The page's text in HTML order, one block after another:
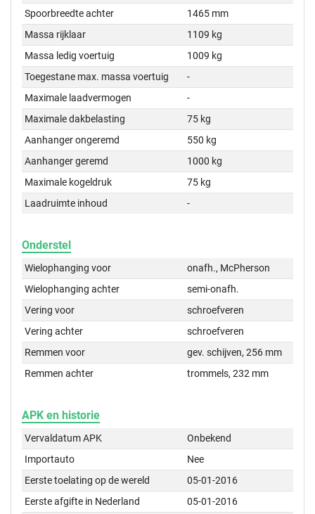
Spoorbreedte achter
1465 mm
Massa rijklaar
1109 kg
Massa ledig voertuig
1009 kg
Toegestane max. massa voertuig
-
Maximale laadvermogen
-
Maximale dakbelasting
75 kg
Aanhanger ongeremd
550 kg
Aanhanger geremd
1000 kg
Maximale kogeldruk
75 kg
Laadruimte inhoud
-
Onderstel
Wielophanging voor
onafh., McPherson
Wielophanging achter
semi-onafh.
Vering voor
schroefveren
Vering achter
schroefveren
Remmen voor
gev. schijven, 256 mm
Remmen achter
trommels, 232 mm
APK en historie
Vervaldatum APK
Onbekend
Importauto
Nee
Eerste toelating op de wereld
05-01-2016
Eerste afgifte in Nederland
05-01-2016